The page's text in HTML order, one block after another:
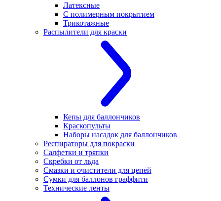
Латексные
С полимерным покрытием
Трикотажные
Распылители для краски
Кепы для баллончиков
Краскопульты
Наборы насадок для баллончиков
Респираторы для покраски
Салфетки и тряпки
Скребки от льда
Смазки и очистители для цепей
Сумки для баллонов граффити
Технические ленты